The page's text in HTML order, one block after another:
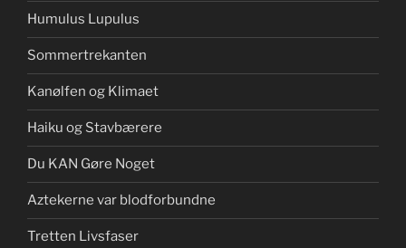
Humulus Lupulus
Sommertrekanten
Kanølfen og Klimaet
Haiku og Stavbærere
Du KAN Gøre Noget
Aztekerne var blodforbundne
Tretten Livsfaser